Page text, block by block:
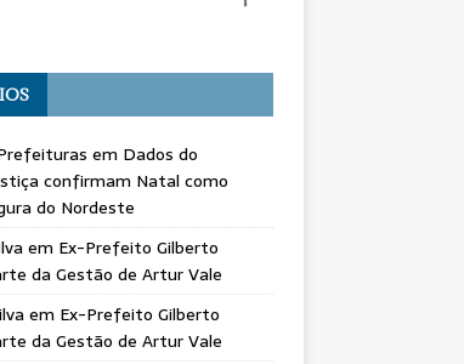
em Dados do
confirmam Natal como
do Nordeste
em Ex-Prefeito Gilberto
da Gestão de Artur Vale
em Ex-Prefeito Gilberto
da Gestão de Artur Vale